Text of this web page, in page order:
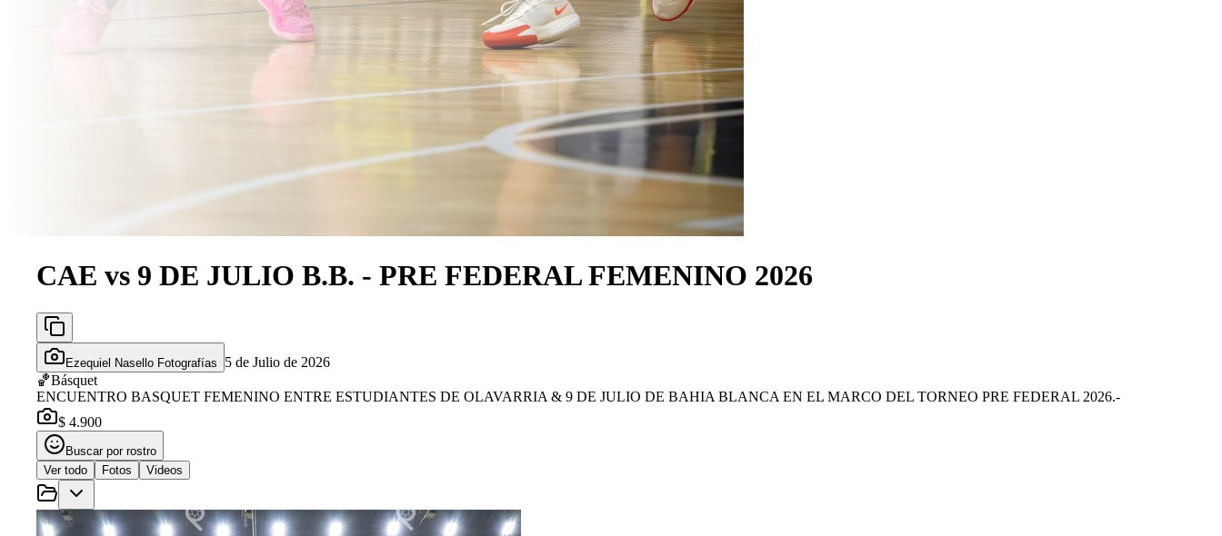
CAE vs 9 DE JULIO B.B. - PRE FEDERAL FEMENINO 2026
Ezequiel Nasello Fotografías
5 de Julio de 2026
🏀Básquet
ENCUENTRO BASQUET FEMENINO ENTRE ESTUDIANTES DE OLAVARRIA & 9 DE JULIO DE BAHIA BLANCA EN EL MARCO DEL TORNEO PRE FEDERAL 2026.-
$ 4.900
Buscar por rostro
Ver todo
Fotos Videos